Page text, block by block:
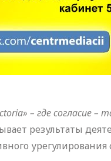
– где согласие –
результаты